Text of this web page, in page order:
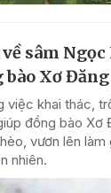
sâm
Xơ
việc khai thác,
đồng bào Xơ
vươn lên làm
nhiên.